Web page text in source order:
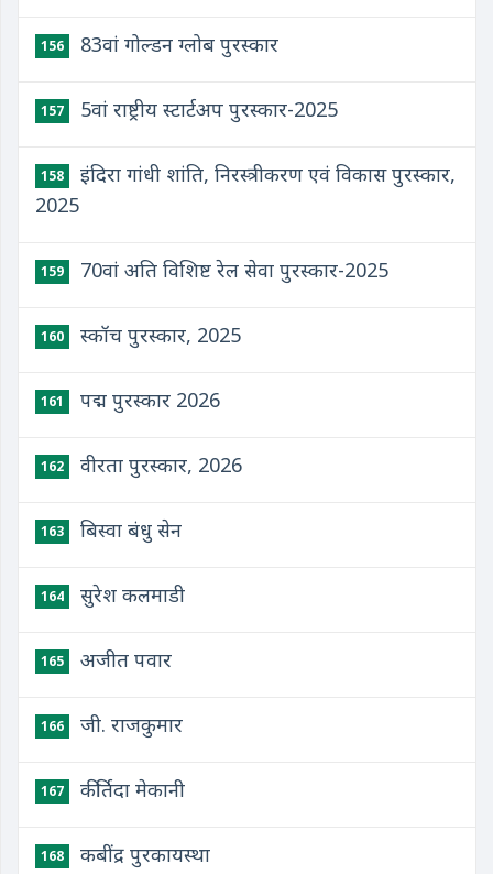
156 83वां गोल्डन ग्लोब पुरस्कार
157 5वां राष्ट्रीय स्टार्टअप पुरस्कार-2025
158
इंदिरा गांधी शांति, निरस्त्रीकरण एवं विकास पुरस्कार,
2025
159 70वां अति विशिष्ट रेल सेवा पुरस्कार-2025
160 स्कॉच पुरस्कार, 2025
161 पद्म पुरस्कार 2026
162 वीरता पुरस्कार, 2026
163 बिस्वा बंधु सेन
164 सुरेश कलमाडी
165 अजीत पवार
166 जी. राजकुमार
167 कीर्तिदा मेकानी
168 कबींद्र पुरकायस्था